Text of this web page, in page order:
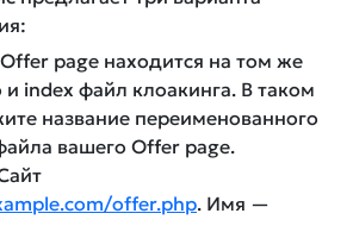
Offer page находится на том же
index файл клоакинга. В таком
название переименованного
вашего Offer page.
offer.php. Имя —